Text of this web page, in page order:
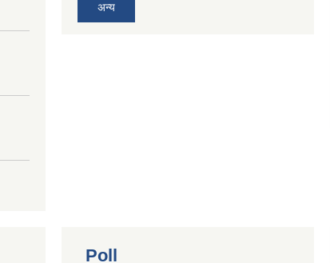
अन्य
Poll